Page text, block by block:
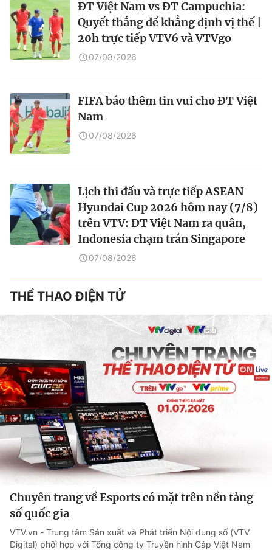
ĐT Việt Nam vs ĐT Campuchia:
Quyết thắng để khẳng định vị thế |
20h trực tiếp VTV6 và VTVgo
07/08/2026
FIFA báo thêm tin vui cho ĐT Việt
Nam
07/08/2026
Lịch thi đấu và trực tiếp ASEAN
Hyundai Cup 2026 hôm nay (7/8)
trên VTV: ĐT Việt Nam ra quân,
Indonesia chạm trán Singapore
07/08/2026
THỂ THAO ĐIỆN TỬ
Chuyên trang về Esports có mặt trên nền tảng
số quốc gia
VTV.vn - Trung tâm Sản xuất và Phát triển Nội dung số (VTV
Digital) phối hợp với Tổng công ty Truyền hình Cáp Việt Nam